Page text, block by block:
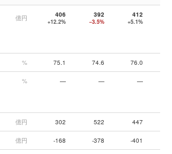
億円 406
+12.2%
392
−3.5%
412
+5.1%
% 75.1 74.6 76.0
% — — —
億円 302 522 447
億円 -168 -378 -401